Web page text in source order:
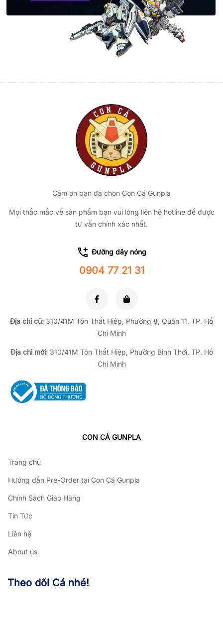
Cảm ơn bạn đã chọn Con Cá Gunpla
Mọi thắc mắc về sản phẩm bạn vui lòng liên hệ hotline để được
tư vấn chính xác nhất.
Đường dây nóng
0904 77 21 31
Địa chỉ cũ: 310/41M Tôn Thất Hiệp, Phường 8, Quận 11, TP. Hồ
Chí Minh
Địa chỉ mới:310/41M Tôn Thất Hiệp, Phường Bình Thới, TP. Hồ
Chí Minh
CON CÁ GUNPLA
Trang chủ
Hướng dẫn Pre-Order tại Con Cá Gunpla
Chính Sách Giao Hàng
Tin Tức
Liên hệ
About us
Theo dõi Cá nhé!